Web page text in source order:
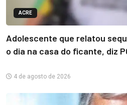
ACRE
Adolescente que relatou
o dia na casa do ficante, diz
4 de agosto de 2026